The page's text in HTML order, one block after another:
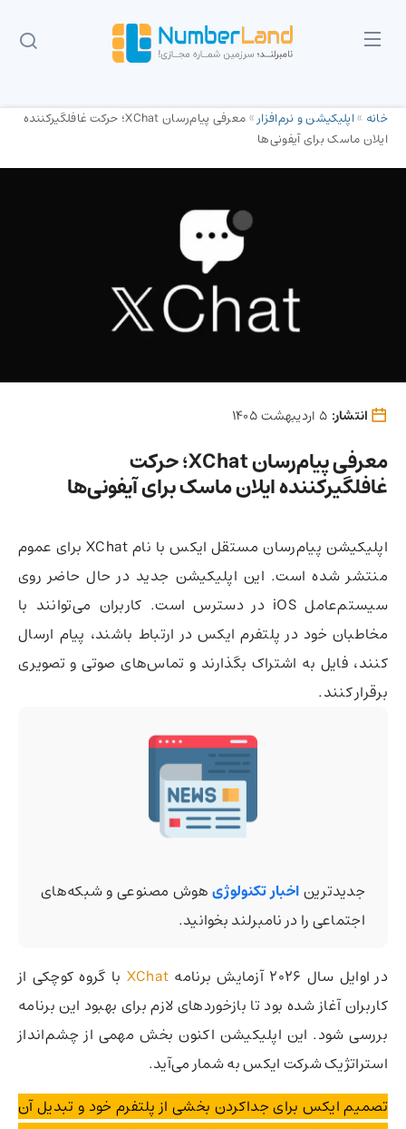
خانه »اپلیکیشن و نرم‌افزار»
معرفی پیام‌رسان XChat؛ حرکت غافلگیرکننده
ایلان ماسک برای آیفونی‌ها
انتشار:
معرفی پیام‌رسان XChat؛ حرکت
غافلگیرکننده ایلان ماسک برای آیفونی‌ها
اپلیکیشن پیام‌رسان مستقل ایکس با نام XChat برای عموم
منتشر شده است. این اپلیکیشن جدید در حال حاضر روی
سیستم‌عامل iOS در دسترس است. کاربران می‌توانند با
مخاطبان خود در پلتفرم ایکس در ارتباط باشند، پیام ارسال
کنند، فایل به اشتراک بگذارند و تماس‌های صوتی و تصویری
برقرار کنند.
جدیدتریناخبار تکنولوژیهوش مصنوعی و شبکه‌های
اجتماعی را در نامبرلند بخوانید.
در اوایل سال 2026 آزمایش برنامه XChat با گروه کوچکی از
کاربران آغاز شده بود تا بازخوردهای لازم برای بهبود این برنامه
بررسی شود. این اپلیکیشن اکنون بخش مهمی از چشم‌انداز
استراتژیک شرکت ایکس به شمار می‌آید.
تصمیم ایکس برای جداکردن بخشی از پلتفرم خود و تبدیل آن